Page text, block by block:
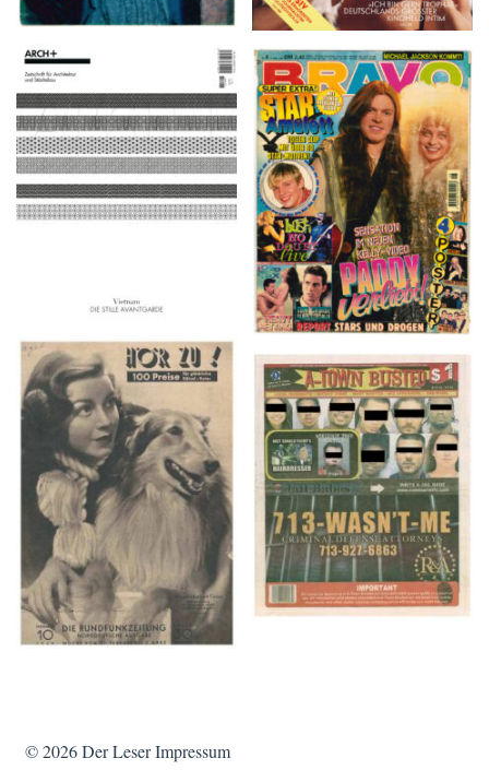
ARCH+ Nr. 226, Herbst
2016
BRAVO – Nr. 8, 13. Febr.
1997
HÖR ZU! – 1949,
NUMMER 10, Woche
vom 27. Februar bis 05.
März
A-TOWN BUSTED –
8/15/16–9/1/16
© 2026Der Leser Impressum